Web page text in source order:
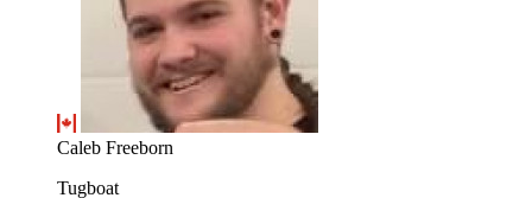
Caleb Freeborn
Tugboat